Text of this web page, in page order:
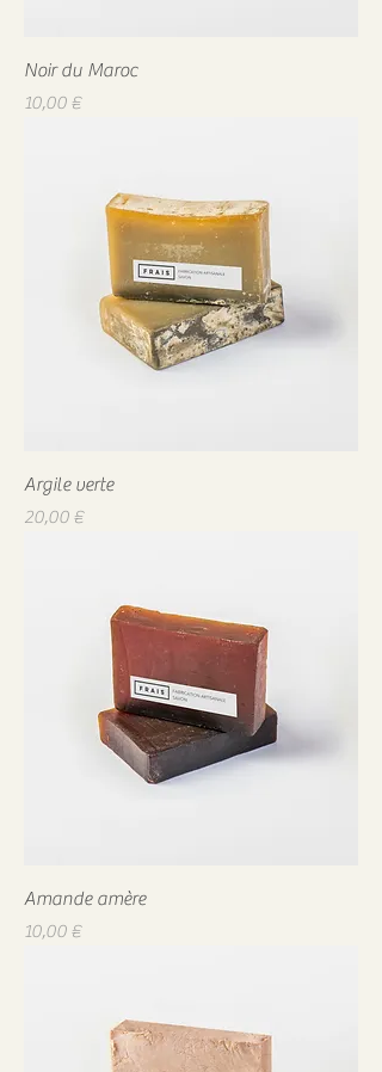
Noir du Maroc
Prix
10,00 €
Argile verte
Prix
20,00 €
Amande amère
Prix
10,00 €